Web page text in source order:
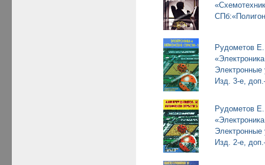
Рудометов
Электронные
Изд. 3-е,
Рудометов
Электронные
Изд. 2-е,